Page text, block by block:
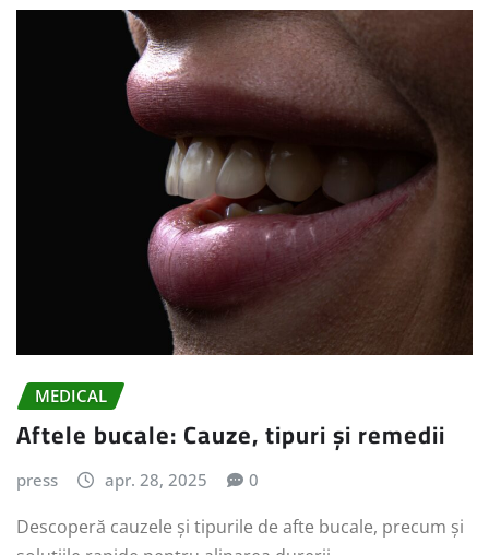
MEDICAL
Aftele bucale: Cauze, tipuri și remedii
press apr. 28, 2025 0
Descoperă cauzele și tipurile de afte bucale, precum și